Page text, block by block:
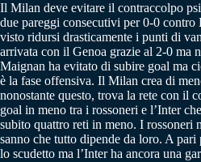
Il Milan deve evitare il contraccolpo
due pareggi consecutivi per 0-0
visto ridursi drasticamente i punti di
arrivata con il Genoa grazie al 2-0 ma
Maignan ha evitato di subire goal ma
è la fase offensiva. Il Milan crea di
nonostante questo, trova la rete con il
goal in meno tra i rossoneri e l’Inter
subito quattro reti in meno. I rossoneri
sanno che tutto dipende da loro. A
lo scudetto ma l’Inter ha ancora una